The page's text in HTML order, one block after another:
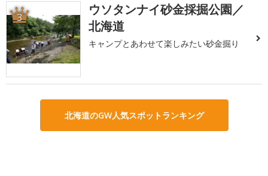
3
ウソタンナイ砂金採掘公園／
北海道
キャンプとあわせて楽しみたい砂金掘り
北海道のGW人気スポットランキング